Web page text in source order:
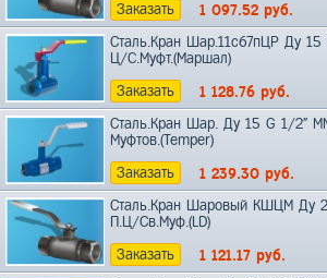
Заказать
1 097.52 руб.
Сталь.Кран Шар.11с67пЦР Ду
Ц/C.Муфт.(Маршал)
Заказать
1 128.76 руб.
Сталь.Кран Шар. Ду 15 G 1/2"
Муфтов.(Temper)
Заказать
1 239.30 руб.
Сталь.Кран Шаровый КШЦМ Ду
П.Ц/Св.Муф.(LD)
Заказать
1 121.17 руб.